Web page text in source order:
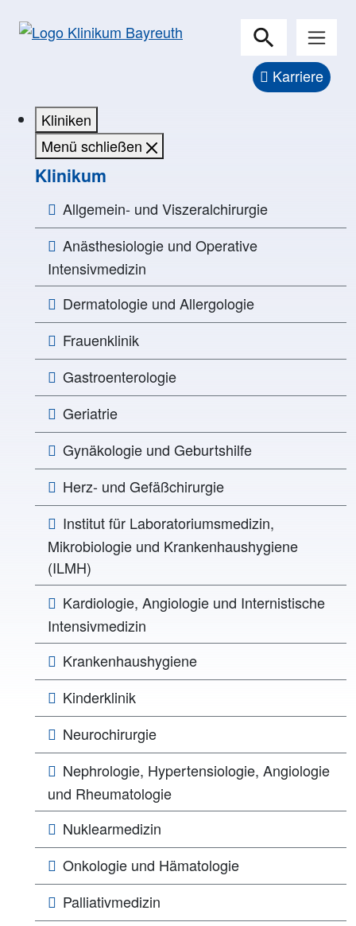
Karriere
Kliniken
Menü schließen
Klinikum
Allgemein- und Viszeralchirurgie
Anästhesiologie und Operative
Intensivmedizin
Dermatologie und Allergologie
Frauenklinik
Gastroenterologie
Geriatrie
Gynäkologie und Geburtshilfe
Herz- und Gefäßchirurgie
Institut für Laboratoriumsmedizin,
Mikrobiologie und Krankenhaushygiene
(ILMH)
Kardiologie, Angiologie und Internistische
Intensivmedizin
Krankenhaushygiene
Kinderklinik
Neurochirurgie
Nephrologie, Hypertensiologie, Angiologie
und Rheumatologie
Nuklearmedizin
Onkologie und Hämatologie
Palliativmedizin